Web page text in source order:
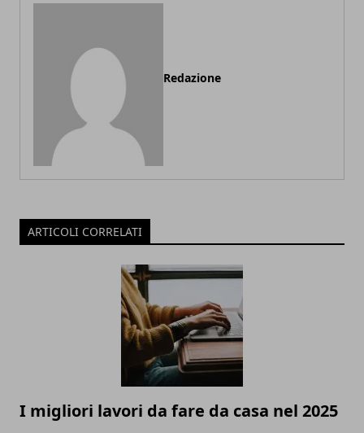
Redazione
ARTICOLI CORRELATI
I migliori lavori da fare da casa nel 2025